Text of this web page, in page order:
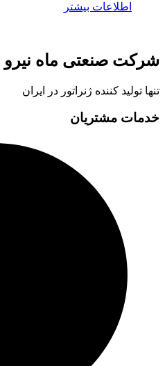
اطلاعات بیشتر
شرکت صنعتی ماه نیرو
تنها تولید کننده ژنراتور در ایران
خدمات مشتریان